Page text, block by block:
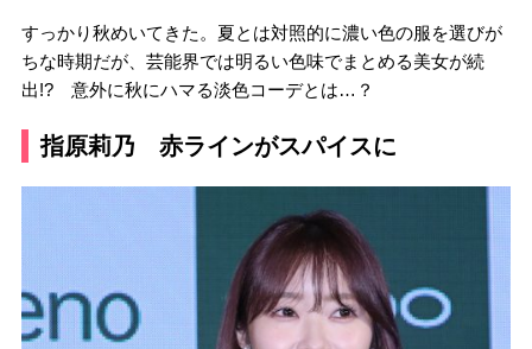
すっかり秋めいてきた。夏とは対照的に濃い色の服を選びが
ちな時期だが、芸能界では明るい色味でまとめる美女が続
出!? 意外に秋にハマる淡色コーデとは…？
指原莉乃 赤ラインがスパイスに